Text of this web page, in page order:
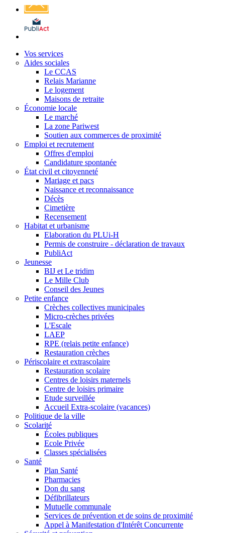
Affichage
légal
Vos services
Aides sociales
Le CCAS
Relais Marianne
Le logement
Maisons de retraite
Économie locale
Le marché
La zone Pariwest
Soutien aux commerces de proximité
Emploi et recrutement
Offres d'emploi
Candidature spontanée
État civil et citoyenneté
Mariage et pacs
Naissance et reconnaissance
Décès
Cimetière
Recensement
Habitat et urbanisme
Elaboration du PLUi-H
Permis de construire - déclaration de travaux
PubliAct
Jeunesse
BIJ et Le tridim
Le Mille Club
Conseil des Jeunes
Petite enfance
Crèches collectives municipales
Micro-crèches privées
L'Escale
LAEP
RPE (relais petite enfance)
Restauration crèches
Périscolaire et extrascolaire
Restauration scolaire
Centres de loisirs maternels
Centre de loisirs primaire
Etude surveillée
Accueil Extra-scolaire (vacances)
Politique de la ville
Scolarité
Écoles publiques
Ecole Privée
Classes spécialisées
Santé
Plan Santé
Pharmacies
Don du sang
Défibrillateurs
Mutuelle communale
Services de prévention et de soins de proximité
Appel à Manifestation d'Intérêt Concurrente